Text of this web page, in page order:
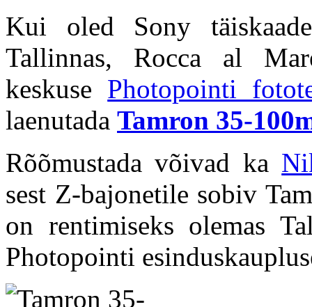
Kui oled Sony
Tallinnas, Rocca al
keskuse Photopointi
laenutada Tamron 35-
Rõõmustada võivad ka
sest Z-bajonetile sobiv
on rentimiseks olemas
Photopointi